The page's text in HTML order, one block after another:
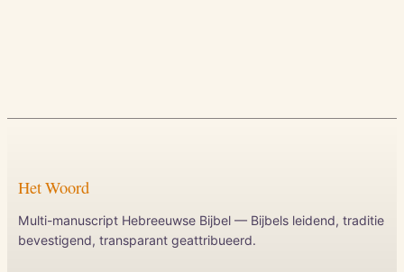
Het Woord
Multi-manuscript Hebreeuwse Bijbel — Bijbels leidend, traditie
bevestigend, transparant geattribueerd.